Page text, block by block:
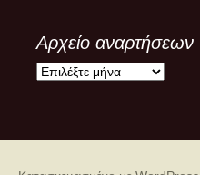
Αρχείο αναρτήσεων
Α